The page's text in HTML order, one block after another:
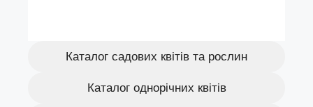
Каталог садових квітів та рослин
Каталог однорічних квітів